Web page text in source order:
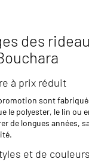
des
à prix réduit
sont
le polyester, le lin ou
de longues années,
et de couleurs